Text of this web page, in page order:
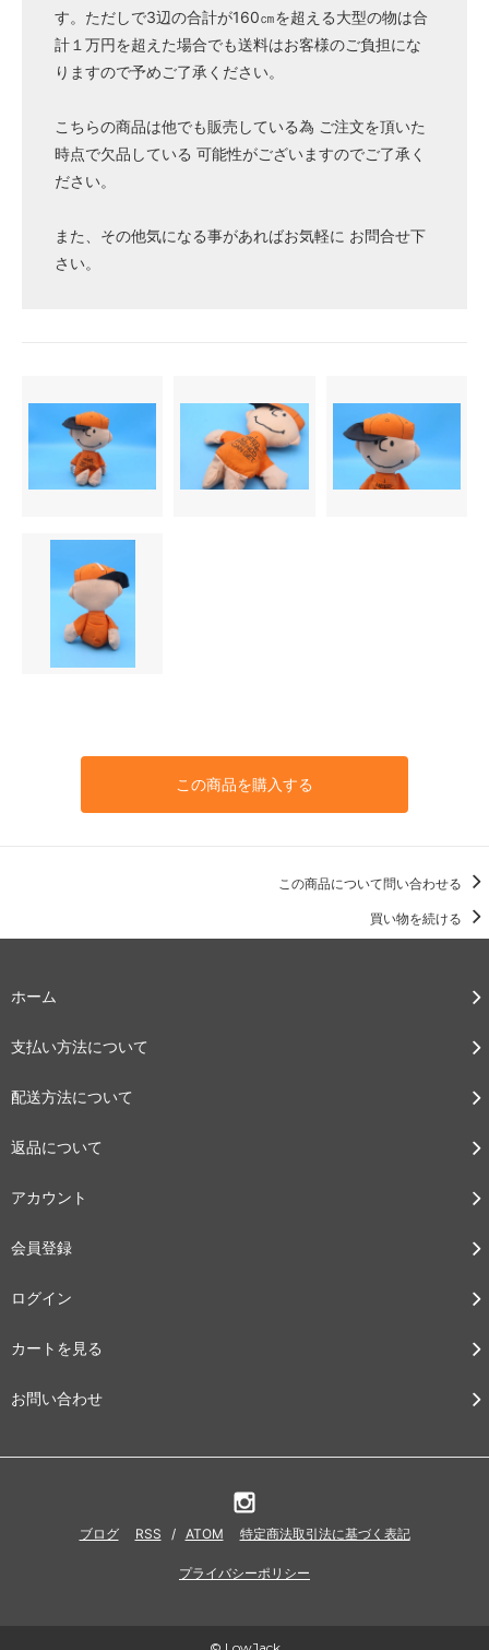
す。ただしで3辺の合計が160㎝を超える大型の物は合
計１万円を超えた場合でも送料はお客様のご負担にな
りますので予めご了承ください。
こちらの商品は他でも販売している為 ご注文を頂いた
時点で欠品している 可能性がございますのでご了承く
ださい。
また、その他気になる事があればお気軽に お問合せ下
さい。
この商品を購入する
この商品について問い合わせる
買い物を続ける
ホーム
支払い方法について
配送方法について
返品について
アカウント
会員登録
ログイン
カートを見る
お問い合わせ
ブログ RSS / ATOM 特定商法取引法に基づく表記
プライバシーポリシー